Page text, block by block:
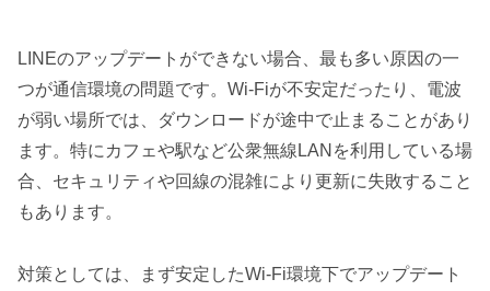
LINEのアップデートができない場合、最も多い原因の一
つが通信環境の問題です。Wi-Fiが不安定だったり、電波
が弱い場所では、ダウンロードが途中で止まることがあり
ます。特にカフェや駅など公衆無線LANを利用している場
合、セキュリティや回線の混雑により更新に失敗すること
もあります。
対策としては、まず安定したWi-Fi環境下でアップデート